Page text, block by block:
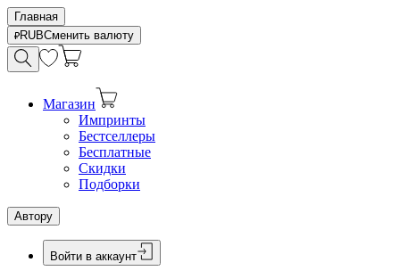
Главная
RUBСменить валюту
Магазин
Импринты
Бестселлеры
Бесплатные
Скидки
Подборки
Автору
Войти в аккаунт